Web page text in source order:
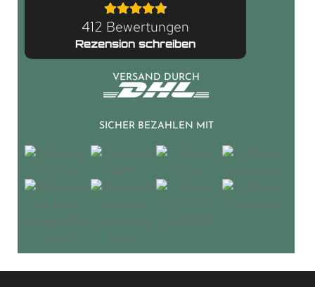
412 Bewertungen
Rezension schreiben
VERSAND DURCH
SICHER BEZAHLEN MIT